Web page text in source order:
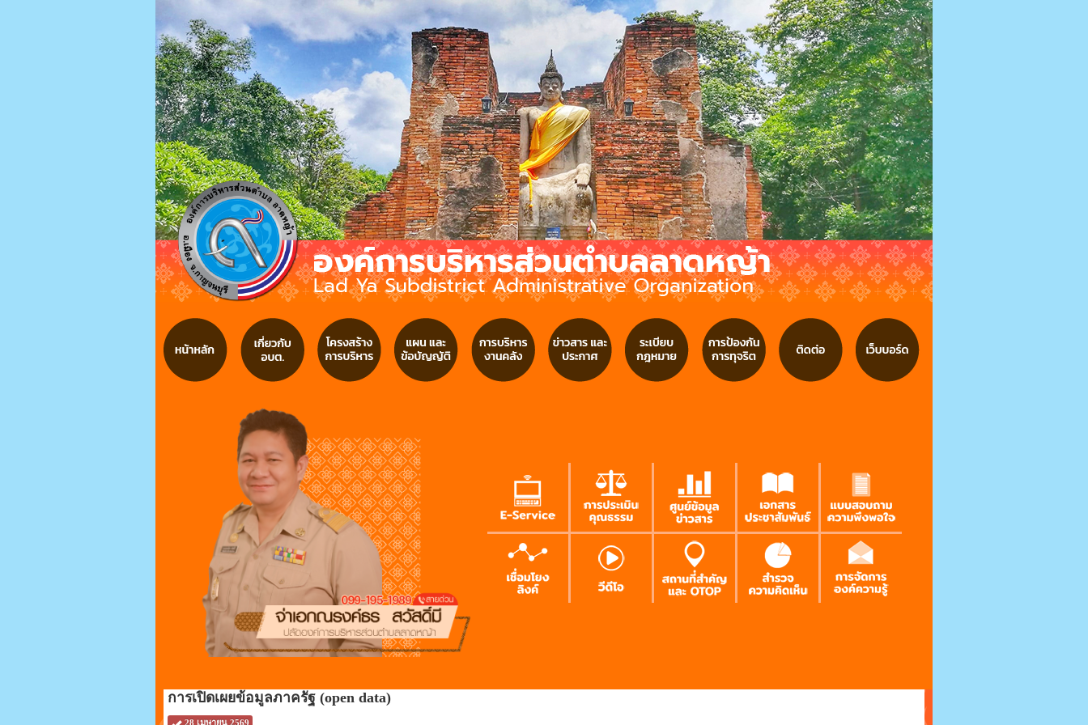
การเปิดเผยข้อมูลภาครัฐ (open data)
28 เมษายน 2569